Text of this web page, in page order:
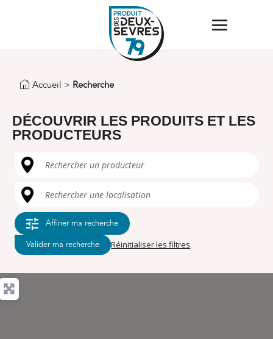
Accueil > Recherche
DÉCOUVRIR LES PRODUITS ET LES
PRODUCTEURS
Rechercher un producteur
Rechercher une localisation
Affiner ma recherche
Valider ma rechercheValider ma recherche
Réinitialiser les filtres